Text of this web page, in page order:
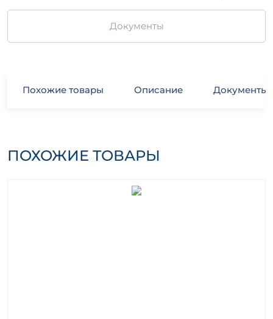
Документы
Похожие товары Описание Документы
ПОХОЖИЕ ТОВАРЫ